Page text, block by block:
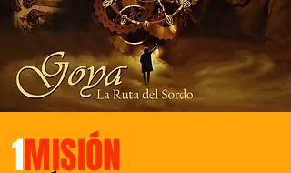
1MISIÓN